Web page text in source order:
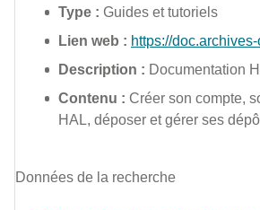
Type : Guides et tutoriels
Lien web : https://
Description : Documentation
Contenu : Créer son compte,
HAL, déposer et gérer ses
Données de la recherche